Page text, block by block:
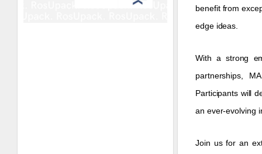
benefit from
edge ideas.
With a strong
partnerships,
Participants will
an ever-evolving
Join us for an